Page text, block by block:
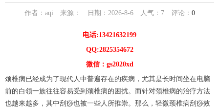
作者：aqi 来源： 日期：2026-8-6 人气： 7评论： 0
电话:13421632199
QQ:2825354672
微信：gs2020xd
颈椎病已经成为了现代人中普遍存在的疾病，尤其是长时间坐在电脑
前的白领一族往往容易受到颈椎病的困扰。而针对颈椎病的治疗方法
也越来越多，其中刮痧也被一些人所推崇。那么，轻微颈椎病刮痧效